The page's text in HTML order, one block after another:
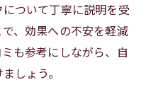
ついて丁寧に説明を受
、効果への不安を軽減
も参考にしながら、自
しょう。